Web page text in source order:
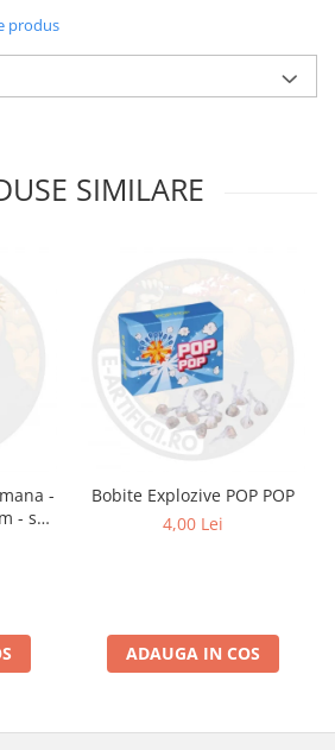
produs
SIMILARE
-
- set
Bobite Explozive POP POP
4,00 Lei
ADAUGA IN COS